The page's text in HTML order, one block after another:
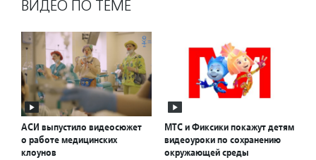
ВИДЕО ПО ТЕМЕ
АСИ выпустило видеосюжет
о работе медицинских
клоунов
МТС и Фиксики покажут детям
видеоуроки по сохранению
окружающей среды